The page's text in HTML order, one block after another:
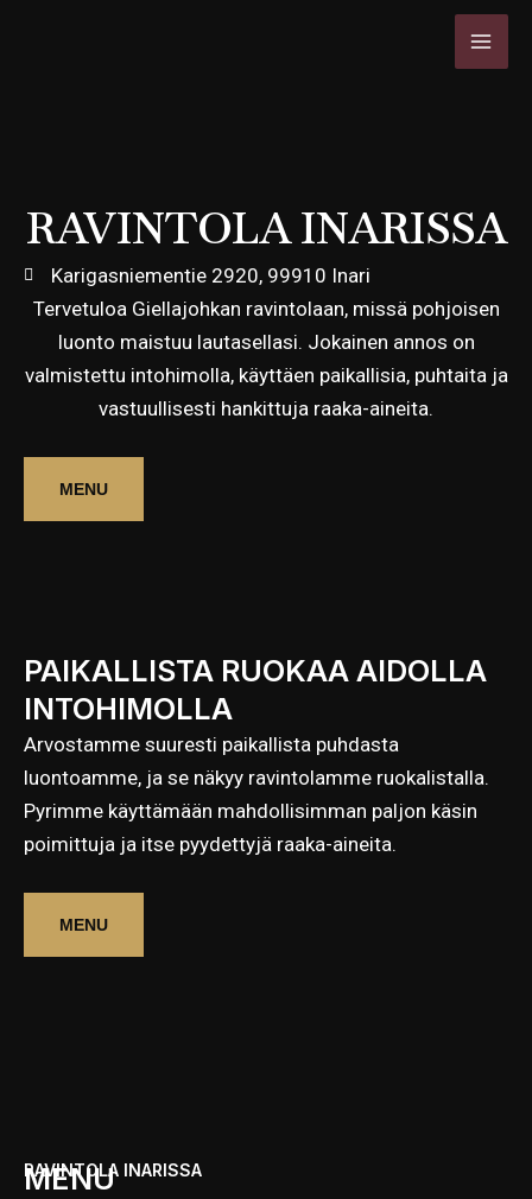
RAVINTOLA INARISSA
Karigasniementie 2920, 99910 Inari
Tervetuloa Giellajohkan ravintolaan, missä pohjoisen
luonto maistuu lautasellasi. Jokainen annos on
valmistettu intohimolla, käyttäen paikallisia, puhtaita ja
vastuullisesti hankittuja raaka-aineita.
MENU
PAIKALLISTA RUOKAA AIDOLLA
INTOHIMOLLA
Arvostamme suuresti paikallista puhdasta
luontoamme, ja se näkyy ravintolamme ruokalistalla.
Pyrimme käyttämään mahdollisimman paljon käsin
poimittuja ja itse pyydettyjä raaka-aineita.
MENU
RAVINTOLA INARISSA
MENU